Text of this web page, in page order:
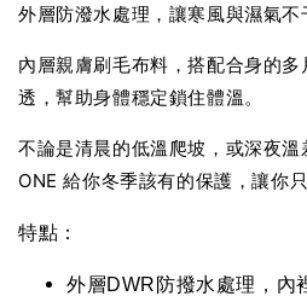
外層防潑水處理，讓寒風與濕氣不
內層親膚刷毛布料，搭配合身的
透，幫助身體穩定鎖住體溫。
不論是清晨的低溫爬坡，或深夜
ONE 給你冬季該有的保護，讓你
特點：
外層DWR防撥水處理，內